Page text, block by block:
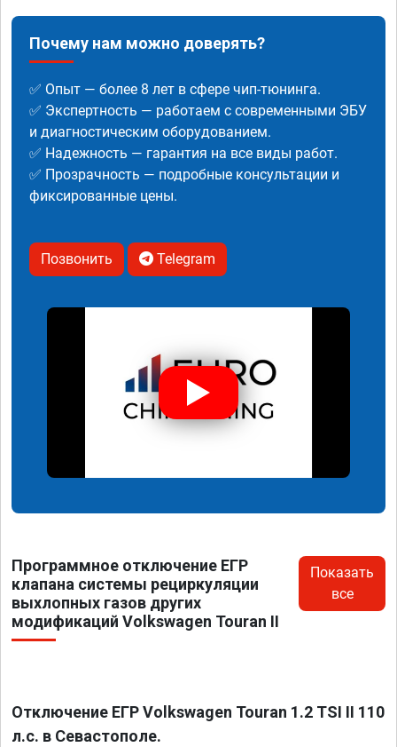
Почему нам можно доверять?
✅ Опыт — более 8 лет в сфере чип-тюнинга.
✅ Экспертность — работаем с современными ЭБУ
и диагностическим оборудованием.
✅ Надежность — гарантия на все виды работ.
✅ Прозрачность — подробные консультации и
фиксированные цены.
Позвонить Telegram
Программное отключение ЕГР
клапана системы рециркуляции
выхлопных газов других
модификаций Volkswagen Touran II
Показать
все
Отключение ЕГР Volkswagen Touran 1.2 TSI II 110
л.с. в Севастополе.